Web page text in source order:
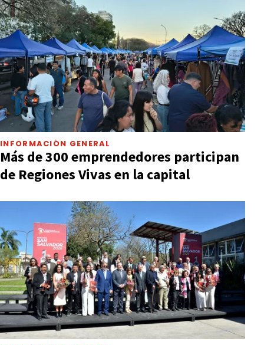
INFORMACIÓN GENERAL
Más de 300 emprendedores participan
de Regiones Vivas en la capital